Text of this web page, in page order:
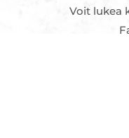
Voit lukea